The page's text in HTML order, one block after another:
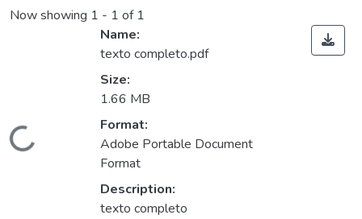
Now showing 1 - 1 of 1
Loading...
Name:
texto completo.pdf
Size:
1.66 MB
Format:
Adobe Portable Document
Format
Description:
texto completo